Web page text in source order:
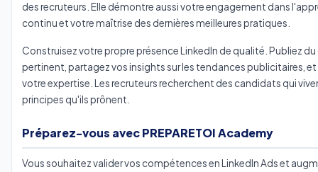
des recruteurs. Elle démontre aussi votre engagement dans
continu et votre maîtrise des dernières meilleures pratiques.
Construisez votre propre présence LinkedIn de qualité. Publiez
pertinent, partagez vos insights sur les tendances publicitaires,
votre expertise. Les recruteurs recherchent des candidats qui
principes qu'ils prônent.
Préparez-vous avec PREPARETOI Academy
Vous souhaitez valider vos compétences en LinkedIn Ads et